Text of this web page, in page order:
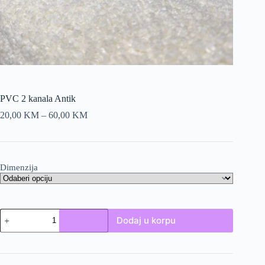
PVC 2 kanala Antik
20,00 KM – 60,00 KMPrice
Dimenzija
PVC
kanala
količina
Dodaj u korpu